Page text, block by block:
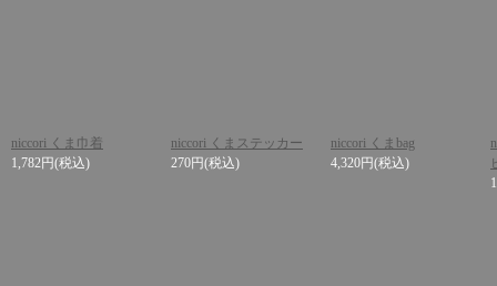
niccori くま巾着
1,782円(税込)
niccori くまステッカー
270円(税込)
niccori くまbag
4,320円(税込)